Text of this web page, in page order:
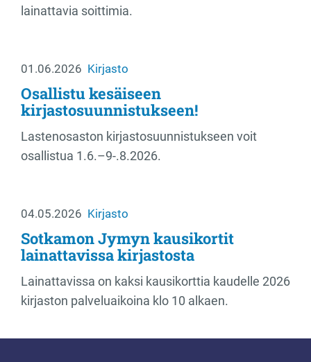
lainattavia soittimia.
01.06.2026 Kirjasto
Osallistu kesäiseen
kirjastosuunnistukseen!
Lastenosaston kirjastosuunnistukseen voit
osallistua 1.6.–9-.8.2026.
04.05.2026 Kirjasto
Sotkamon Jymyn kausikortit
lainattavissa kirjastosta
Lainattavissa on kaksi kausikorttia kaudelle 2026
kirjaston palveluaikoina klo 10 alkaen.